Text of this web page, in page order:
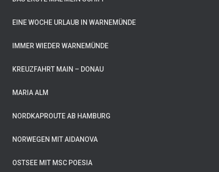
EINE WOCHE URLAUB IN WARNEMÜNDE
IMMER WIEDER WARNEMÜNDE
KREUZFAHRT MAIN – DONAU
MARIA ALM
NORDKAPROUTE AB HAMBURG
NORWEGEN MIT AIDANOVA
OSTSEE MIT MSC POESIA